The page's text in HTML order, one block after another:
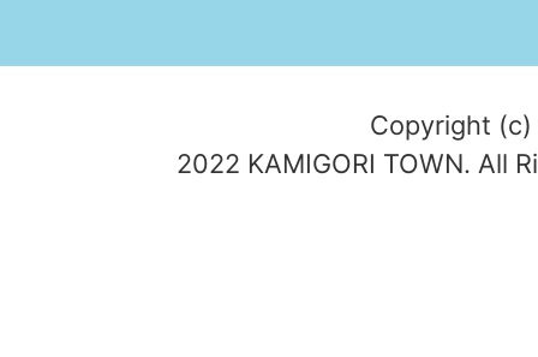
Copyright (c)
2022 KAMIGORI TOWN. All